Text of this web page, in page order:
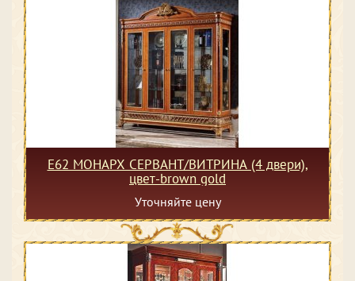
Е62 МОНАРХ СЕРВАНТ/ВИТРИНА (4 двери),
цвет-brown gold
Уточняйте цену